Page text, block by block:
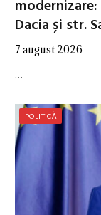
Dacia și str.
7 august 2026
…
POLITICĂ